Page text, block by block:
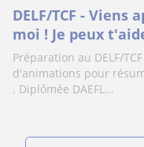
DELF/TCF - Viens
moi ! Je peux
comprendre
s'amuse avec la
adaptés à ton
Préparation au DELF/
d'animations pour
. Diplômée DAEFL...